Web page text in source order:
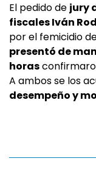
El pedido de jury
fiscales Iván
por el femicidio
presentó de
horas
A ambos se los
desempeño y